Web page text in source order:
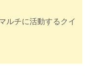
ルチに活動するクイ